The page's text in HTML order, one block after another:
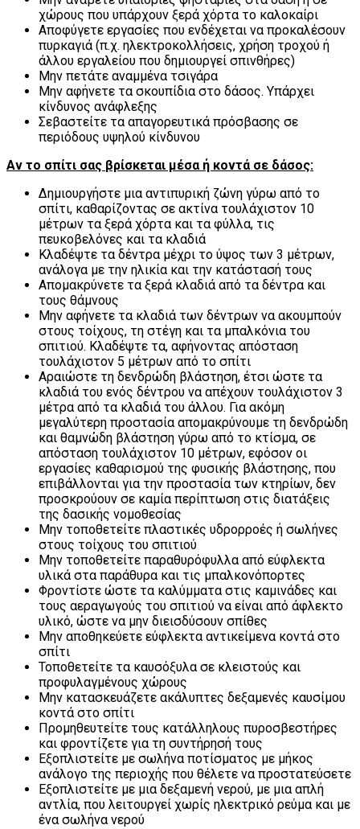
χώρους που υπάρχουν ξερά χόρτα το καλοκαίρι
Αποφύγετε εργασίες που ενδέχεται να προκαλέσουν
πυρκαγιά (π.χ. ηλεκτροκολλήσεις, χρήση τροχού ή
άλλου εργαλείου που δημιουργεί σπινθήρες)
Μην πετάτε αναμμένα τσιγάρα
Μην αφήνετε τα σκουπίδια στο δάσος. Υπάρχει
κίνδυνος ανάφλεξης
Σεβαστείτε τα απαγορευτικά πρόσβασης σε
περιόδους υψηλού κίνδυνου
Αν το σπίτι σας βρίσκεται μέσα ή κοντά σε δάσος:
Δημιουργήστε μια αντιπυρική ζώνη γύρω από το
σπίτι, καθαρίζοντας σε ακτίνα τουλάχιστον 10
μέτρων τα ξερά χόρτα και τα φύλλα, τις
πευκοβελόνες και τα κλαδιά
Κλαδέψτε τα δέντρα μέχρι το ύψος των 3 μέτρων,
ανάλογα με την ηλικία και την κατάστασή τους
Απομακρύνετε τα ξερά κλαδιά από τα δέντρα και
τους θάμνους
Μην αφήνετε τα κλαδιά των δέντρων να ακουμπούν
στους τοίχους, τη στέγη και τα μπαλκόνια του
σπιτιού. Κλαδέψτε τα, αφήνοντας απόσταση
τουλάχιστον 5 μέτρων από το σπίτι
Αραιώστε τη δενδρώδη βλάστηση, έτσι ώστε τα
κλαδιά του ενός δέντρου να απέχουν τουλάχιστον 3
μέτρα από τα κλαδιά του άλλου. Για ακόμη
μεγαλύτερη προστασία απομακρύνουμε τη δενδρώδη
και θαμνώδη βλάστηση γύρω από το κτίσμα, σε
απόσταση τουλάχιστον 10 μέτρων, εφόσον οι
εργασίες καθαρισμού της φυσικής βλάστησης, που
επιβάλλονται για την προστασία των κτηρίων, δεν
προσκρούουν σε καμία περίπτωση στις διατάξεις
της δασικής νομοθεσίας
Μην τοποθετείτε πλαστικές υδρορροές ή σωλήνες
στους τοίχους του σπιτιού
Μην τοποθετείτε παραθυρόφυλλα από εύφλεκτα
υλικά στα παράθυρα και τις μπαλκονόπορτες
Φροντίστε ώστε τα καλύμματα στις καμινάδες και
τους αεραγωγούς του σπιτιού να είναι από άφλεκτο
υλικό, ώστε να μην διεισδύσουν σπίθες
Μην αποθηκεύετε εύφλεκτα αντικείμενα κοντά στο
σπίτι
Τοποθετείτε τα καυσόξυλα σε κλειστούς και
προφυλαγμένους χώρους
Μην κατασκευάζετε ακάλυπτες δεξαμενές καυσίμου
κοντά στο σπίτι
Προμηθευτείτε τους κατάλληλους πυροσβεστήρες
και φροντίζετε για τη συντήρησή τους
Εξοπλιστείτε με σωλήνα ποτίσματος με μήκος
ανάλογο της περιοχής που θέλετε να προστατεύσετε
Εξοπλιστείτε με μια δεξαμενή νερού, με μια απλή
αντλία, που λειτουργεί χωρίς ηλεκτρικό ρεύμα και με
ένα σωλήνα νερού